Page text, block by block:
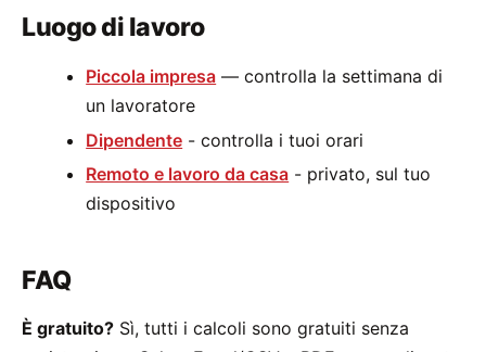
Luogo di lavoro
Piccola impresa — controlla la settimana di
un lavoratore
Dipendente - controlla i tuoi orari
Remoto e lavoro da casa - privato, sul tuo
dispositivo
FAQ
È gratuito? Sì, tutti i calcoli sono gratuiti senza